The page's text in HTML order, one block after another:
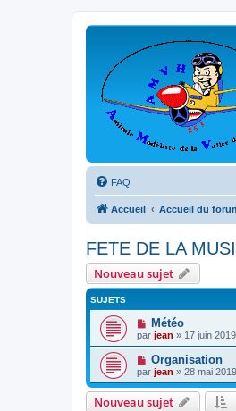
FAQ
Accueil Accueil du
FETE DE LA
Nouveau sujet
SUJETS
Météo
par jean » 17 juin
Organisation
par jean » 28 mai
Nouveau sujet